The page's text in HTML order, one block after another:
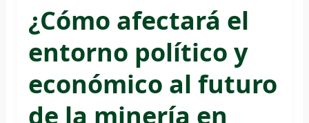
¿Cómo afectará el
entorno político y
económico al futuro
de la minería en